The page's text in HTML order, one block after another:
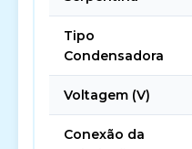
Tipo
Condensadora
Voltagem (V)
Conexão da